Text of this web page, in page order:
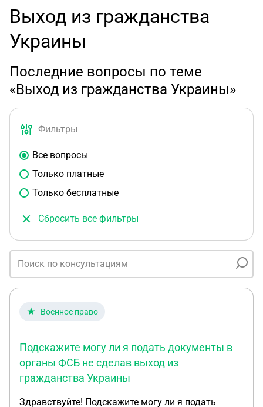
Выход из гражданства
Украины
Последние вопросы по теме
«Выход из гражданства Украины»
Фильтры
Все вопросы
Только платные
Только бесплатные
Сбросить все фильтры
Военное право
Подскажите могу ли я подать документы в
органы ФСБ не сделав выход из
гражданства Украины
Здравствуйте! Подскажите могу ли я подать